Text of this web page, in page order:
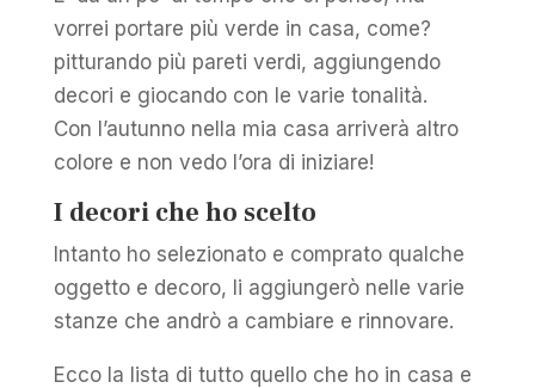
vorrei portare più verde in casa, come?
pitturando più pareti verdi, aggiungendo
decori e giocando con le varie tonalità.
Con l’autunno nella mia casa arriverà altro
colore e non vedo l’ora di iniziare!
I decori che ho scelto
Intanto ho selezionato e comprato qualche
oggetto e decoro, li aggiungerò nelle varie
stanze che andrò a cambiare e rinnovare.
Ecco la lista di tutto quello che ho in casa e